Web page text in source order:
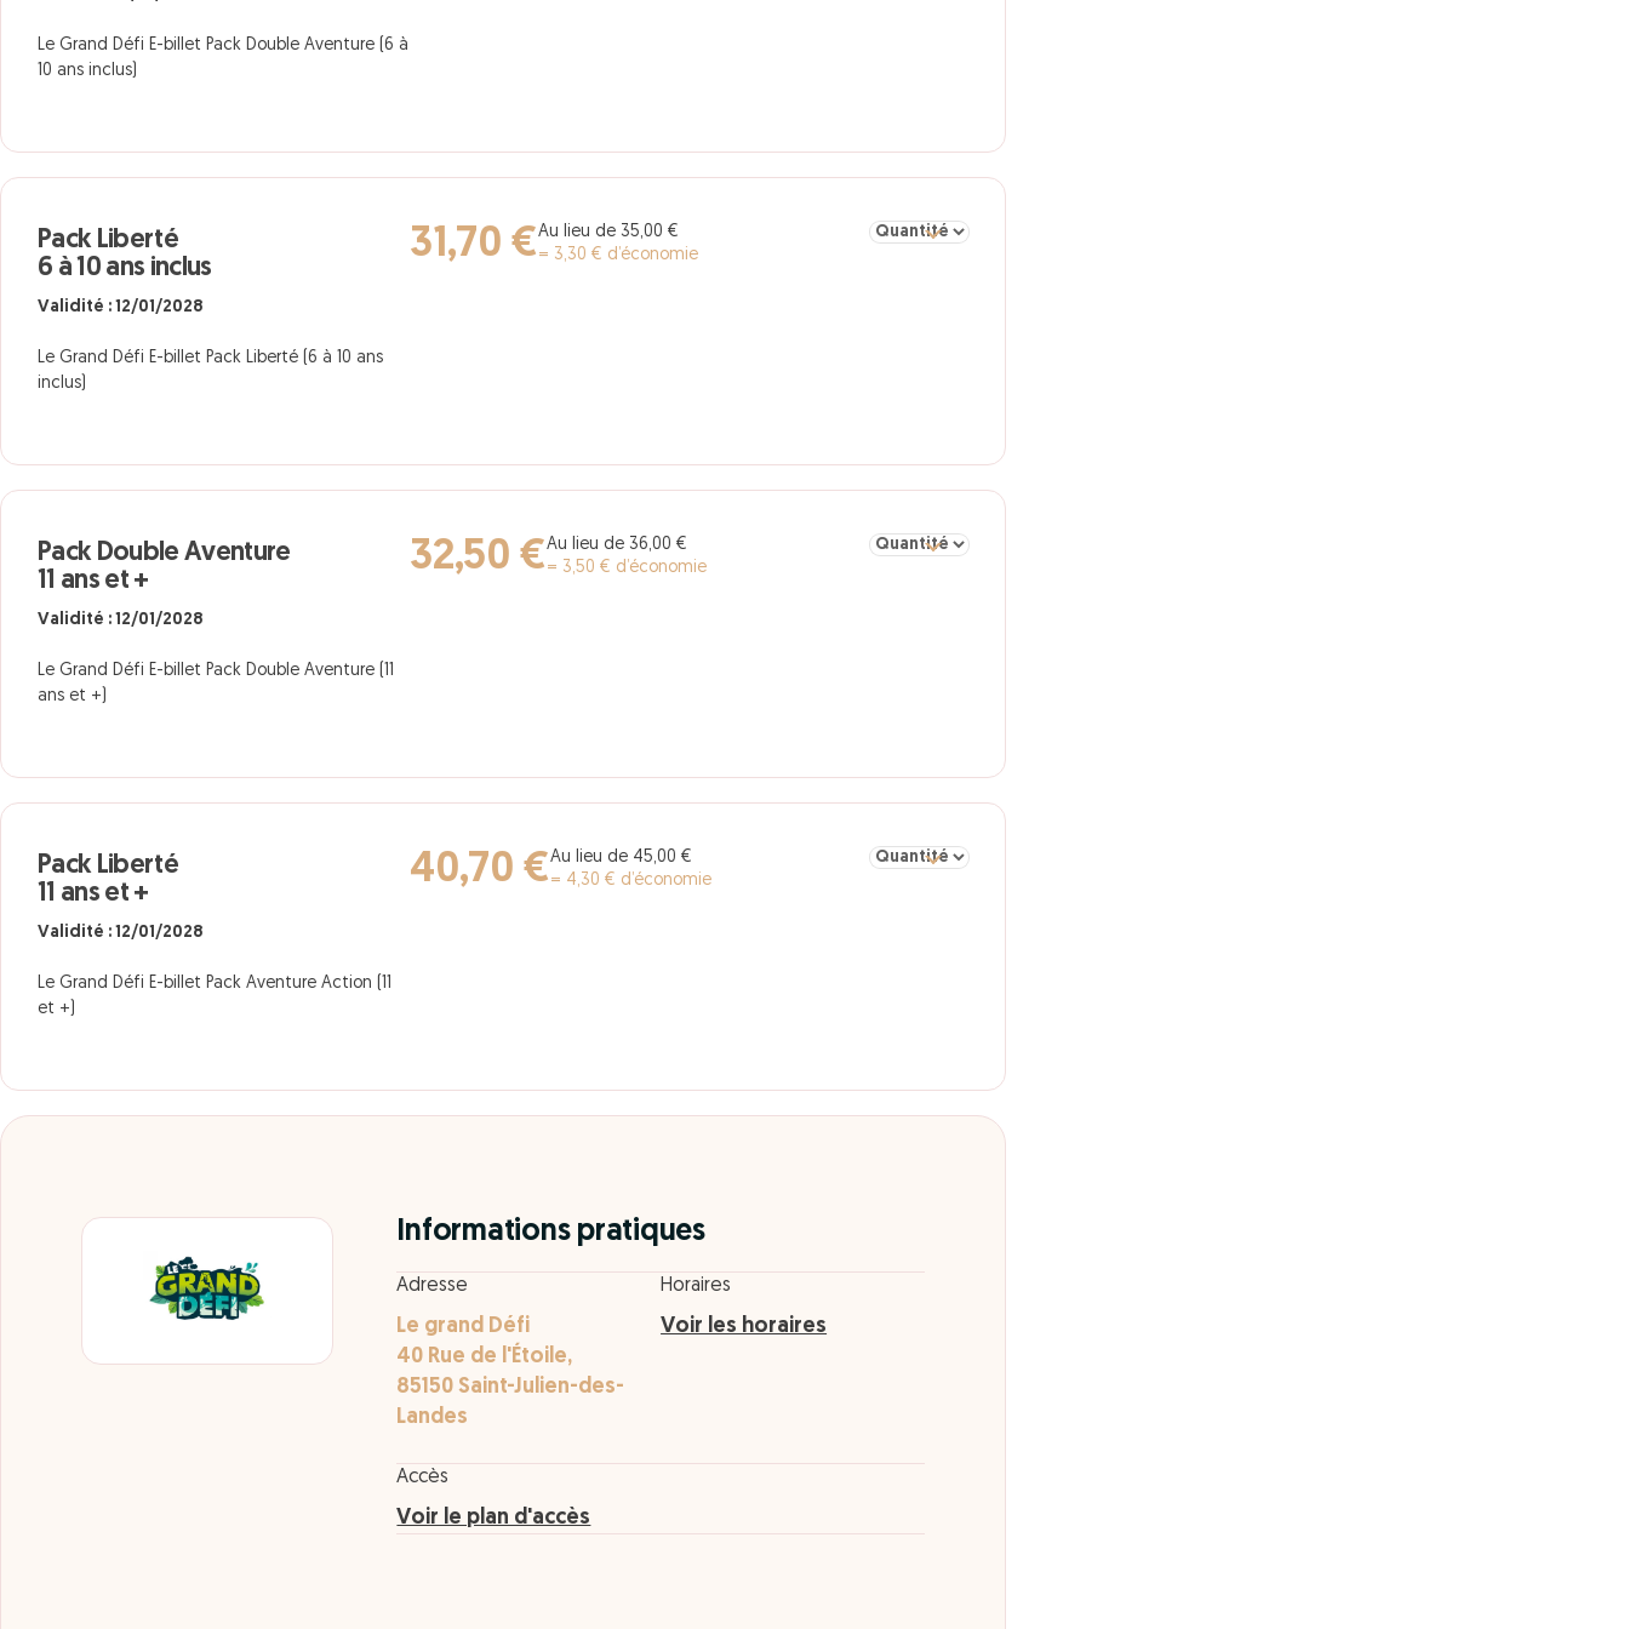
Le Grand Défi E-billet Pack Double Aventure (6 à
10 ans inclus)
Pack Liberté
6 à 10 ans inclus
Validité : 12/01/2028
Le Grand Défi E-billet Pack Liberté (6 à 10 ans
inclus)
31,70 €Au lieu de 35,00 €
= 3,30 € d’économie
Sélectionner la quantité pour Pack Liberté 6 à 10 ans inclus
Pack Double Aventure
11 ans et +
Validité : 12/01/2028
Le Grand Défi E-billet Pack Double Aventure (11
ans et +)
32,50 €Au lieu de 36,00 €
= 3,50 € d’économie
Sélectionner la quantité pour Pack Double Aventure 11 ans et +
Pack Liberté
11 ans et +
Validité : 12/01/2028
Le Grand Défi E-billet Pack Aventure Action (11
et +)
40,70 €Au lieu de 45,00 €
= 4,30 € d’économie
Sélectionner la quantité pour Pack Liberté 11 ans et +
Informations pratiques
Adresse
Le grand Défi
40 Rue de l'Étoile,
85150 Saint-Julien-des-
Landes
Horaires
Voir les horaires
Accès
Voir le plan d'accès